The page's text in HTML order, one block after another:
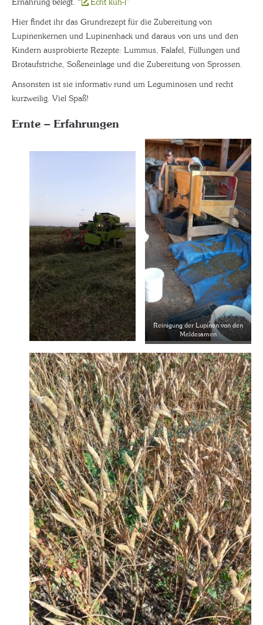
Hier findet ihr das Grundrezept für die Zubereitung von
Lupinenkernen und Lupinenhack und daraus von uns und den
Kindern ausprobierte Rezepte: Lummus, Falafel, Füllungen und
Brotaufstriche, Soßeneinlage und die Zubereitung von Sprossen.
Ansonsten ist sie informativ rund um Leguminosen und recht
kurzweilig. Viel Spaß!
Ernte – Erfahrungen
Reinigung der Lupinen von den
Meldesamen